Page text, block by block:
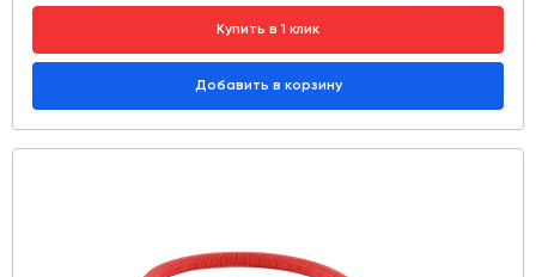
Купить в 1 клик
Добавить в корзину